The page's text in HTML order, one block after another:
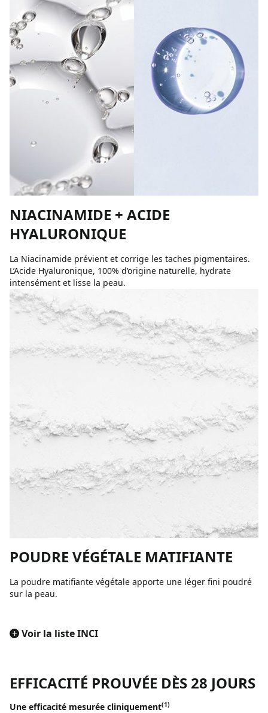
NIACINAMIDE + ACIDE
HYALURONIQUE
La Niacinamide prévient et corrige les taches pigmentaires.
L’Acide Hyaluronique, 100% d’origine naturelle, hydrate
intensément et lisse la peau.
POUDRE VÉGÉTALE MATIFIANTE
La poudre matifiante végétale apporte une léger fini poudré
sur la peau.
+ Voir la liste INCI
EFFICACITÉ PROUVÉE DÈS 28 JOURS
Une efficacité mesurée cliniquement(1)